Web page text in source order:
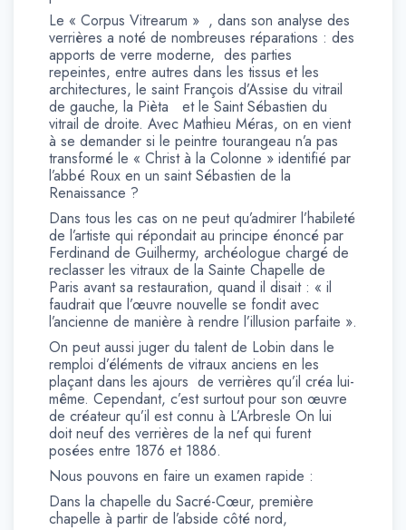
Le « Corpus Vitrearum » , dans son analyse des
verrières a noté de nombreuses réparations : des
apports de verre moderne, des parties
repeintes, entre autres dans les tissus et les
architectures, le saint François d’Assise du vitrail
de gauche, la Pièta et le Saint Sébastien du
vitrail de droite. Avec Mathieu Méras, on en vient
à se demander si le peintre tourangeau n’a pas
transformé le « Christ à la Colonne » identifié par
l’abbé Roux en un saint Sébastien de la
Renaissance ?
Dans tous les cas on ne peut qu’admirer l’habileté
de l’artiste qui répondait au principe énoncé par
Ferdinand de Guilhermy, archéologue chargé de
reclasser les vitraux de la Sainte Chapelle de
Paris avant sa restauration, quand il disait : « il
faudrait que l’œuvre nouvelle se fondit avec
l’ancienne de manière à rendre l’illusion parfaite ».
On peut aussi juger du talent de Lobin dans le
remploi d’éléments de vitraux anciens en les
plaçant dans les ajours de verrières qu’il créa lui-
même. Cependant, c’est surtout pour son œuvre
de créateur qu’il est connu à L’Arbresle On lui
doit neuf des verrières de la nef qui furent
posées entre 1876 et 1886.
Nous pouvons en faire un examen rapide :
Dans la chapelle du Sacré-Cœur, première
chapelle à partir de l’abside côté nord,